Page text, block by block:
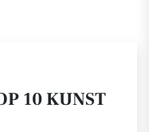
10 KUNST